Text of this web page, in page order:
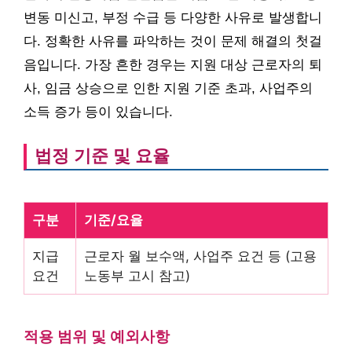
변동 미신고, 부정 수급 등 다양한 사유로 발생합니
다. 정확한 사유를 파악하는 것이 문제 해결의 첫걸
음입니다. 가장 흔한 경우는 지원 대상 근로자의 퇴
사, 임금 상승으로 인한 지원 기준 초과, 사업주의
소득 증가 등이 있습니다.
법정 기준 및 요율
구분 기준/요율
지급
요건
근로자 월 보수액, 사업주 요건 등 (고용
노동부 고시 참고)
적용 범위 및 예외사항